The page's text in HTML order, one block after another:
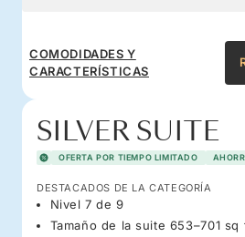
COMODIDADES Y
CARACTERÍSTICAS
SILVER SUITE
OFERTA POR TIEMPO LIMITADO
DESTACADOS DE LA CATEGORÍA
Nivel 7 de 9
Tamaño de la suite 653–701 sq